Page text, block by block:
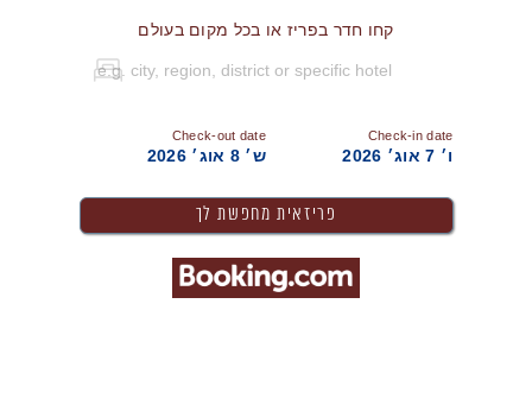
קחו חדר בפריז או בכל מקום בעולם
Check-in date
ו׳ 7 אוג׳ 2026
Check-out date
ש׳ 8 אוג׳ 2026